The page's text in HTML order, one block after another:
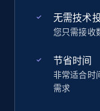
无需技术
您只需接收
节省时间
非常适合时
需求